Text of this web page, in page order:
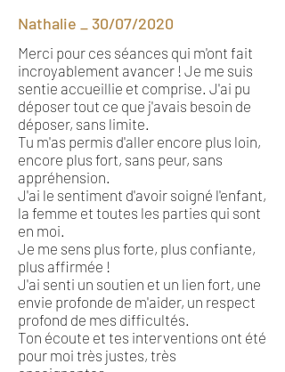
Nathalie _ 30/07/2020
Merci pour ces séances qui m'ont fait
incroyablement avancer ! Je me suis
sentie accueillie et comprise. J'ai pu
déposer tout ce que j'avais besoin de
déposer, sans limite.
Tu m'as permis d'aller encore plus loin,
encore plus fort, sans peur, sans
appréhension.
J'ai le sentiment d'avoir soigné l'enfant,
la femme et toutes les parties qui sont
en moi.
Je me sens plus forte, plus confiante,
plus affirmée !
J'ai senti un soutien et un lien fort, une
envie profonde de m'aider, un respect
profond de mes difficultés.
Ton écoute et tes interventions ont été
pour moi très justes, très